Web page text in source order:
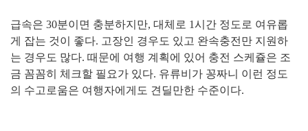
급속은 30분이면 충분하지만, 대체로 1시간 정도로 여유롭
게 잡는 것이 좋다. 고장인 경우도 있고 완속충전만 지원하
는 경우도 많다. 때문에 여행 계획에 있어 충전 스케쥴은 조
금 꼼꼼히 체크할 필요가 있다. 유류비가 꽁짜니 이런 정도
의 수고로움은 여행자에게도 견딜만한 수준이다.